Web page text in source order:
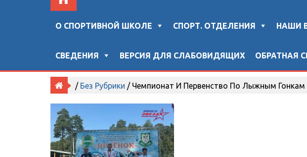
О СПОРТИВНОЙ ШКОЛЕ СПОРТ. ОТДЕЛЕНИЯ НАШИ
СВЕДЕНИЯ ВЕРСИЯ ДЛЯ СЛАБОВИДЯЩИХ ОБРАТНАЯ
/ Без Рубрики / Чемпионат И Первенство По Лыжным Гонкам